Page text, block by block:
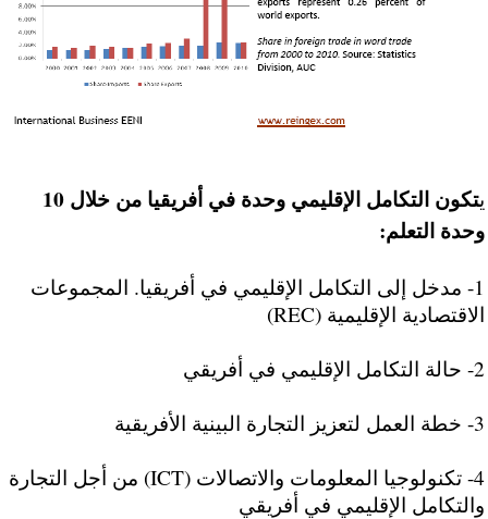
ي
تكون التكامل الإقليمي وحدة في أفريقيا من خلال 10
وحدة التعلم:
1- مدخل إلى التكامل الإقليمي في أفريقيا. المجموعات
الاقتصادية الإقليمية (REC)
2- حالة التكامل الإقليمي في أفريقي
3- خطة العمل لتعزيز التجارة البينية الأفريقية
4- تكنولوجيا المعلومات والاتصالات (ICT) من أجل التجارة
والتكامل الإقليمي في أفريقي